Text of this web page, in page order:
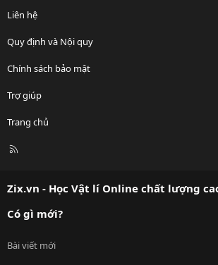
Liên hệ
Quy định và Nội quy
Chính sách bảo mật
Trợ giúp
Trang chủ
R
Zix.vn - Học Vật lí Online chất lượng
Có gì mới?
Bài viết mới